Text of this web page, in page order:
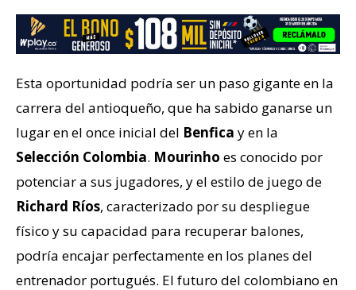
Esta oportunidad podría ser un paso gigante en la
carrera del antioqueño, que ha sabido ganarse un
lugar en el once inicial del Benfica y en la
Selección Colombia. Mourinho es conocido por
potenciar a sus jugadores, y el estilo de juego de
Richard Ríos, caracterizado por su despliegue
físico y su capacidad para recuperar balones,
podría encajar perfectamente en los planes del
entrenador portugués. El futuro del colombiano en